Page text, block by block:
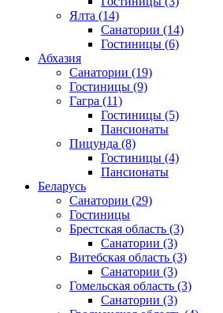
Ялта (14)
Санатории (14)
Гостиницы (6)
Абхазия
Санатории (19)
Гостиницы (9)
Гагра (11)
Гостиницы (5)
Пансионаты
Пицунда (8)
Гостиницы (4)
Пансионаты
Беларусь
Санатории (29)
Гостиницы
Брестская область (3)
Санатории (3)
Витебская область (3)
Санатории (3)
Гомельская область (3)
Санатории (3)